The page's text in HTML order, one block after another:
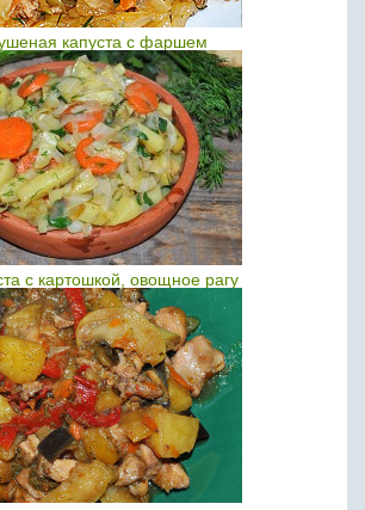
капуста с фаршем
с картошкой, овощное рагу